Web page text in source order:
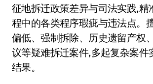
征地拆迁政策差异与司法实践,精
程中的各类程序瑕疵与违法点。
偏低、强制拆除、历史遗留产权
议等疑难拆迁案件,多起复杂案件
结果。